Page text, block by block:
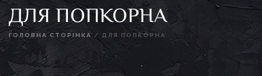
ДЛЯ ПОПКОРНА
ГОЛОВНА СТОРІНКА / ДЛЯ ПОПКОРНА